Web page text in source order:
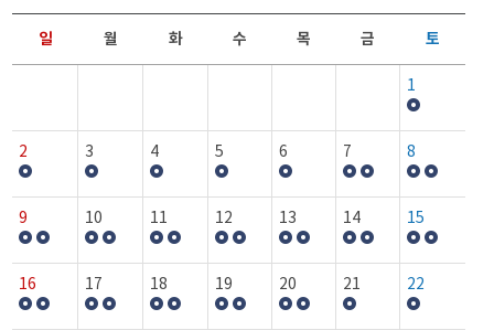
일 월 화 수 목 금 토
1
2 3 4 5 6 7 8
9 10 11 12 13 14 15
16 17 18 19 20 21 22